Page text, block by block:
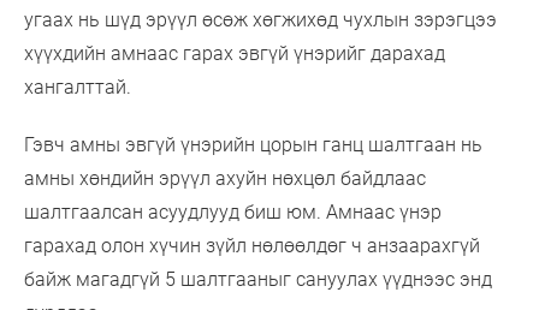
угаах нь шүд эрүүл өсөж хөгжихөд чухлын зэрэгцээ
хүүхдийн амнаас гарах эвгүй үнэрийг дарахад
хангалттай.
Гэвч амны эвгүй үнэрийн цорын ганц шалтгаан нь
амны хөндийн эрүүл ахуйн нөхцөл байдлаас
шалтгаалсан асуудлууд биш юм. Амнаас үнэр
гарахад олон хүчин зүйл нөлөөлдөг ч анзаарахгүй
байж магадгүй 5 шалтгааныг сануулах үүднээс энд